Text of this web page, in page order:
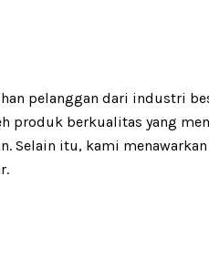
pelanggan dari industri
produk berkualitas yang
Selain itu, kami